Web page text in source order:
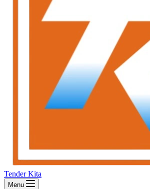
Tender Kita
Menu